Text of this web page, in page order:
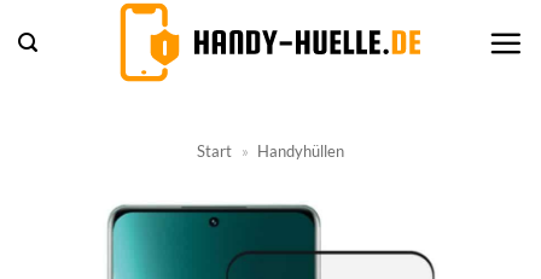
Inhalt
Start » Handyhüllen